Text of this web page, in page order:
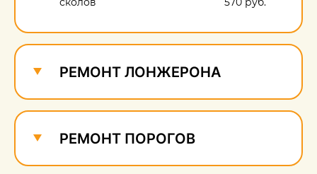
РЕМОНТ ЛОНЖЕРОНА
РЕМОНТ ПОРОГОВ